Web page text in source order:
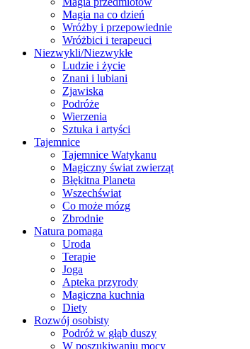
Magia na co dzień
Wróżby i przepowiednie
Wróżbici i terapeuci
Niezwykli/Niezwykłe
Ludzie i życie
Znani i lubiani
Zjawiska
Podróże
Wierzenia
Sztuka i artyści
Tajemnice
Tajemnice Watykanu
Magiczny świat zwierząt
Błękitna Planeta
Wszechświat
Co może mózg
Zbrodnie
Natura pomaga
Uroda
Terapie
Joga
Apteka przyrody
Magiczna kuchnia
Diety
Rozwój osobisty
Podróż w głąb duszy
W poszukiwaniu mocy